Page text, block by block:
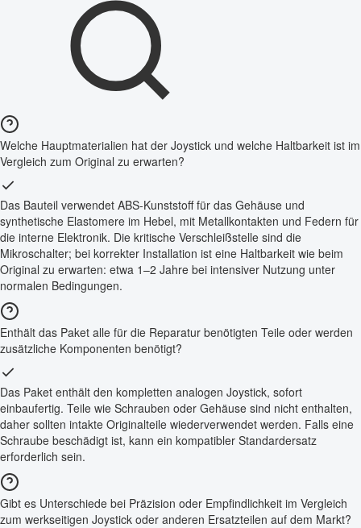
Welche Hauptmaterialien hat der Joystick und welche Haltbarkeit ist im
Vergleich zum Original zu erwarten?
Das Bauteil verwendet ABS-Kunststoff für das Gehäuse und
synthetische Elastomere im Hebel, mit Metallkontakten und Federn für
die interne Elektronik. Die kritische Verschleißstelle sind die
Mikroschalter; bei korrekter Installation ist eine Haltbarkeit wie beim
Original zu erwarten: etwa 1–2 Jahre bei intensiver Nutzung unter
normalen Bedingungen.
Enthält das Paket alle für die Reparatur benötigten Teile oder werden
zusätzliche Komponenten benötigt?
Das Paket enthält den kompletten analogen Joystick, sofort
einbaufertig. Teile wie Schrauben oder Gehäuse sind nicht enthalten,
daher sollten intakte Originalteile wiederverwendet werden. Falls eine
Schraube beschädigt ist, kann ein kompatibler Standardersatz
erforderlich sein.
Gibt es Unterschiede bei Präzision oder Empfindlichkeit im Vergleich
zum werkseitigen Joystick oder anderen Ersatzteilen auf dem Markt?